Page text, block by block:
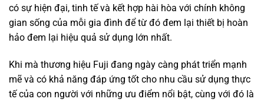
có sự hiện đại, tinh tế và kết hợp hài hòa với chính không
gian sống của mỗi gia đình để từ đó đem lại thiết bị hoàn
hảo đem lại hiệu quả sử dụng lớn nhất.
Khi mà thương hiệu Fuji đang ngày càng phát triển mạnh
mẽ và có khả năng đáp ứng tốt cho nhu cầu sử dụng thực
tế của con người với những ưu điểm nổi bật, cùng với đó là